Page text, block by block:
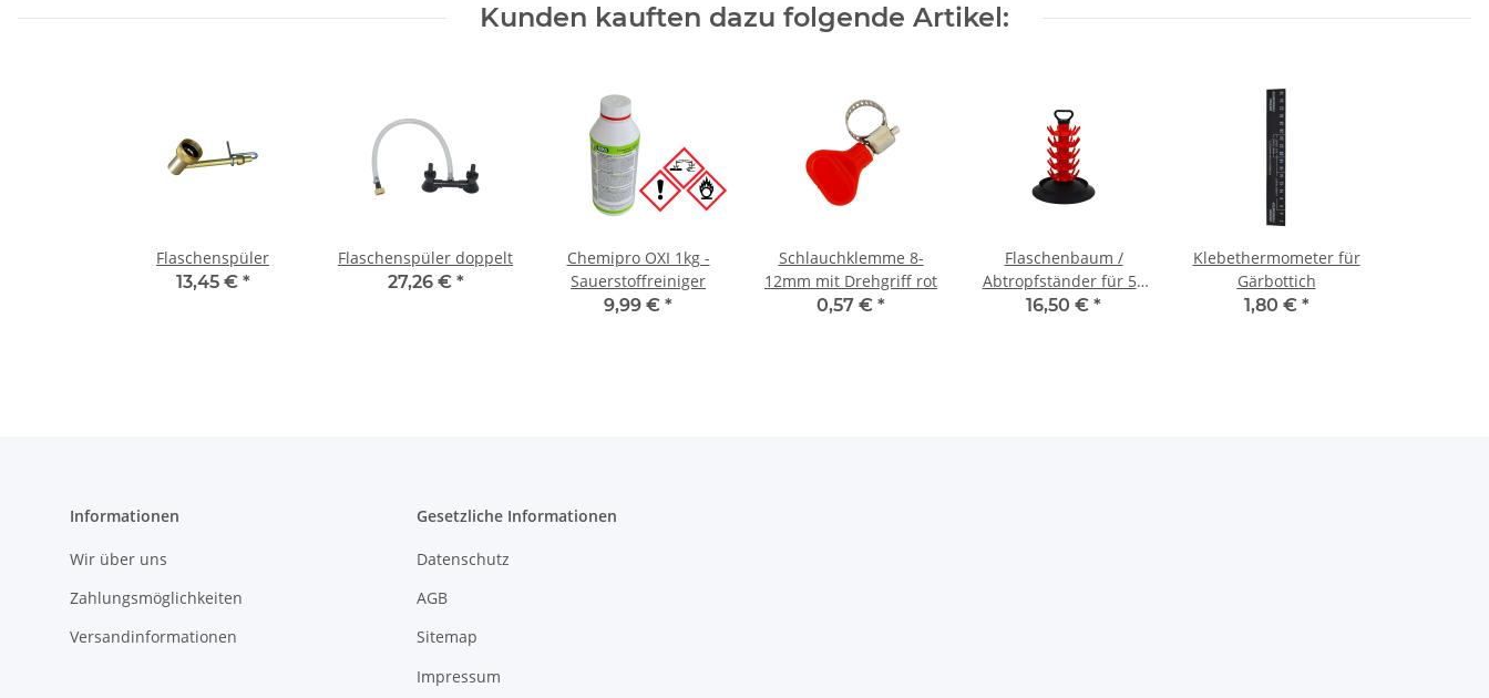
Kunden kauften dazu folgende Artikel:
Flaschenspüler
13,45 € *
Flaschenspüler doppelt
27,26 € *
Chemipro OXI 1kg -
Sauerstoffreiniger
9,99 € *
Schlauchklemme 8-
12mm mit Drehgriff rot
0,57 € *
Flaschenbaum /
Abtropfständer für 50
Flaschen mit Griff
16,50 € *
Klebethermometer für
Gärbottich
1,80 € *
Informationen
Wir über uns
Zahlungsmöglichkeiten
Versandinformationen
Gesetzliche Informationen
Datenschutz
AGB
Sitemap
Impressum